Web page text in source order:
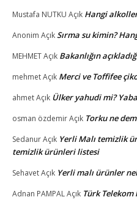
Mustafa NUTKU Açık Hangi
Anonim AçıkSırma su kimin?
MEHMETAçık Bakanlığın
mehmetAçık Merci ve Toffifee
ahmetAçık Ülker yahudi mi?
osman özdemirAçık Torku ne
SedanurAçık Yerli Malı temizlik
temizlik ürünleri listesi
SehavetAçık Yerli malı ürünler
Adnan PAMPALAçık Türk Telekom